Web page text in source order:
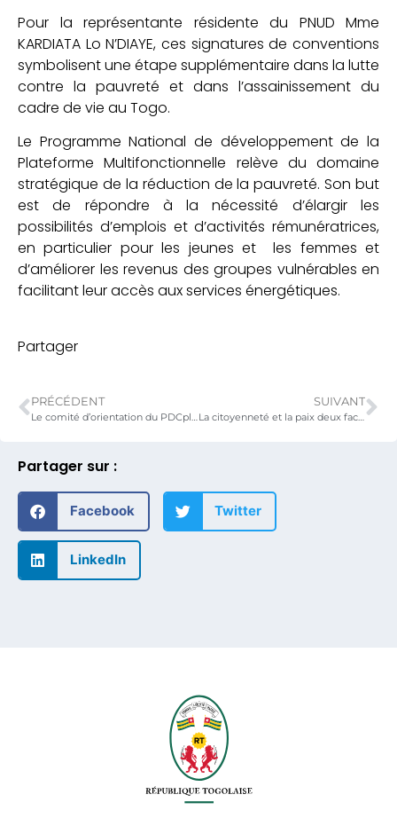
Partager sur :
Facebook Twitter
LinkedIn
Pour la représentante résidente du PNUD Mme
KARDIATA Lo N’DIAYE, ces signatures de conventions
symbolisent une étape supplémentaire dans la lutte
contre la pauvreté et dans l’assainissement du
cadre de vie au Togo.
Le Programme National de développement de la
Plateforme Multifonctionnelle relève du domaine
stratégique de la réduction de la pauvreté. Son but
est de répondre à la nécessité d’élargir les
possibilités d’emplois et d’activités rémunératrices,
en particulier pour les jeunes et les femmes et
d’améliorer les revenus des groupes vulnérables en
facilitant leur accès aux services énergétiques.
Partager
PRÉCÉDENT SUIVANT
La citoyenneté et la paix deux facteurs indissociables pour le développement